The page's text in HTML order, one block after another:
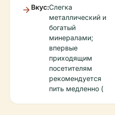
Вкус:Слегка
металлический и
богатый
минералами;
впервые
приходящим
посетителям
рекомендуется
пить медленно (